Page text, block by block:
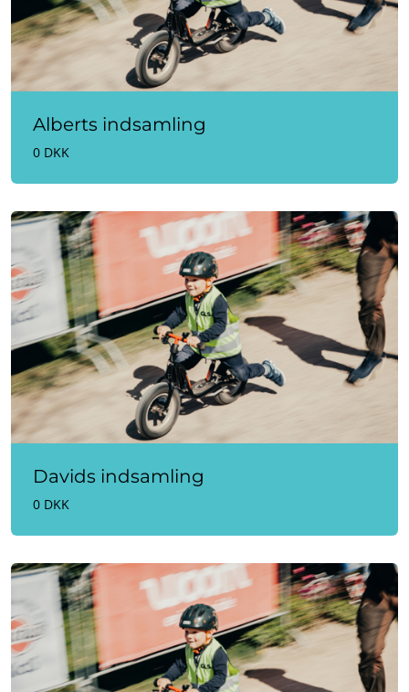
Alberts indsamling
0 DKK
Davids indsamling
0 DKK